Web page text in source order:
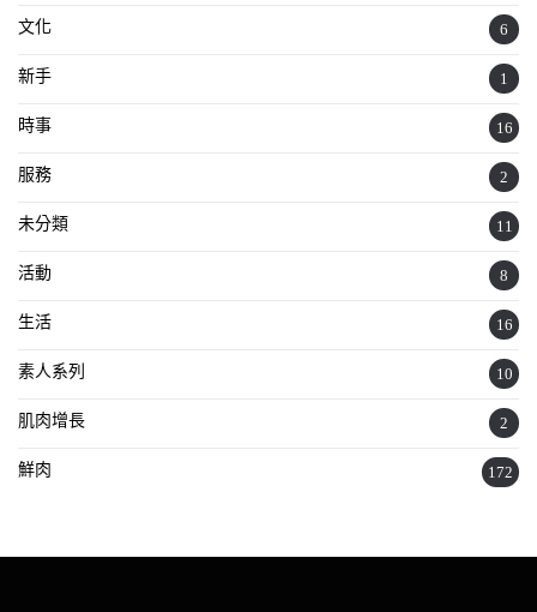
文化 6
新手 1
時事 16
服務 2
未分類 11
活動 8
生活 16
素人系列 10
肌肉增長 2
鮮肉 172